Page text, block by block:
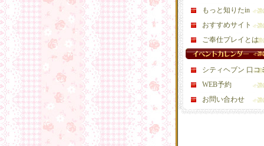
もっと知りたin
おすすめサイト
ご奉仕プレイとは
シティヘブン 口コ
WEB予約
お問い合わせ